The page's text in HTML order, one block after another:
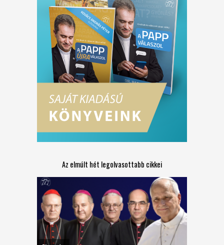
Az elmúlt hét legolvasottabb cikkei